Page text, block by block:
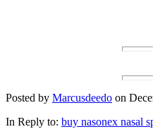
Posted by Marcusdeedo on
In Reply to: buy nasonex nasal